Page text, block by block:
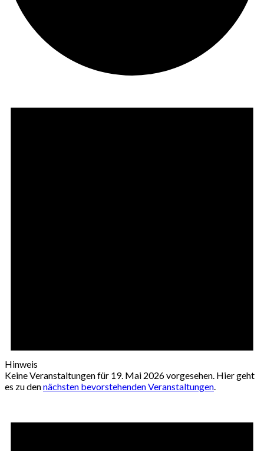
Hinweis
Keine Veranstaltungen für 19. Mai 2026 vorgesehen. Hier geht
es zu dennächsten bevorstehenden Veranstaltungen.